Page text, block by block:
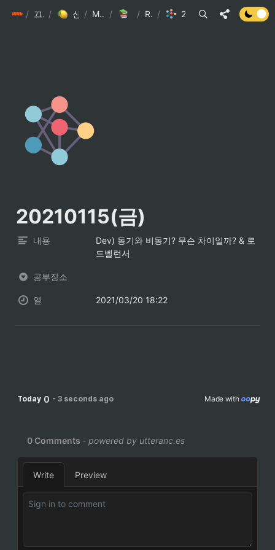
init6
/ 끄적끄적/ 신수형 끄적끄적
/ My Library / 42 Seoul
/ Report /
20210115(금)
내용
Dev) 동기와 비동기? 무슨 차이일까? & 로
드벨런서
공부장소
열 2021/03/20 18:22
Today 0 - 3 seconds ago Made with